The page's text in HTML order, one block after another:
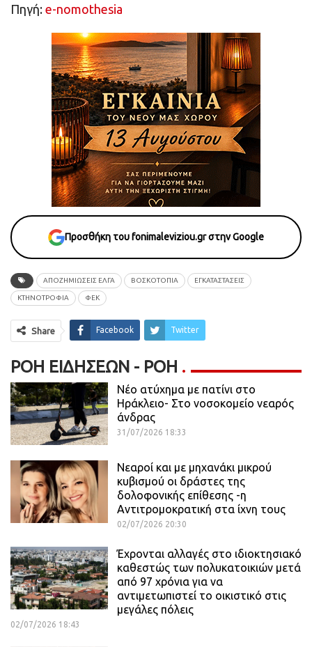
Πηγή: e-nomothesia
Προσθήκη του fonimaleviziou.gr στην Google
ΑΠΟΖΗΜΙΩΣΕΙΣ ΕΛΓΑ ΒΟΣΚΟΤΟΠΙΑ ΕΓΚΑΤΑΣΤΑΣΕΙΣ
ΚΤΗΝΟΤΡΟΦΙΑ ΦΕΚ
Share Facebook Twitter
ΡΟΉ ΕΙΔΉΣΕΩΝ - ΡΟΗ
Νέο ατύχημα με πατίνι στο
Ηράκλειο- Στο νοσοκομείο νεαρός
άνδρας
31/07/2026 18:33
Νεαροί και με μηχανάκι μικρού
κυβισμού οι δράστες της
δολοφονικής επίθεσης -η
Αντιτρομοκρατική στα ίχνη τους
02/07/2026 20:30
Έχρονται αλλαγές στο ιδιοκτησιακό
καθεστώς των πολυκατοικιών μετά
από 97 χρόνια για να
αντιμετωπιστεί το οικιστικό στις
μεγάλες πόλεις
02/07/2026 18:43